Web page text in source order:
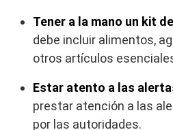
Tener a la mano un kit
debe incluir alimentos,
otros artículos
Estar atento a las
prestar atención a las
por las autoridades.